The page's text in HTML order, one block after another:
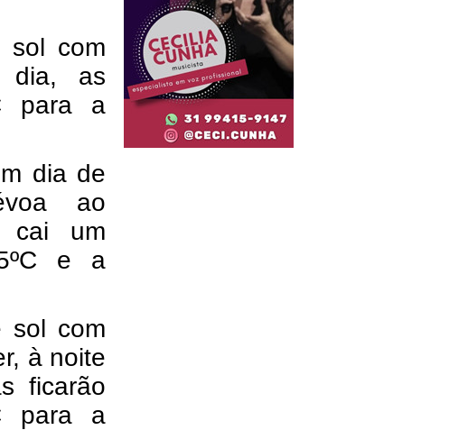
sol com
dia, as
para a
dia de
ao
cai um
e a
sol com
à noite
ficarão
para a